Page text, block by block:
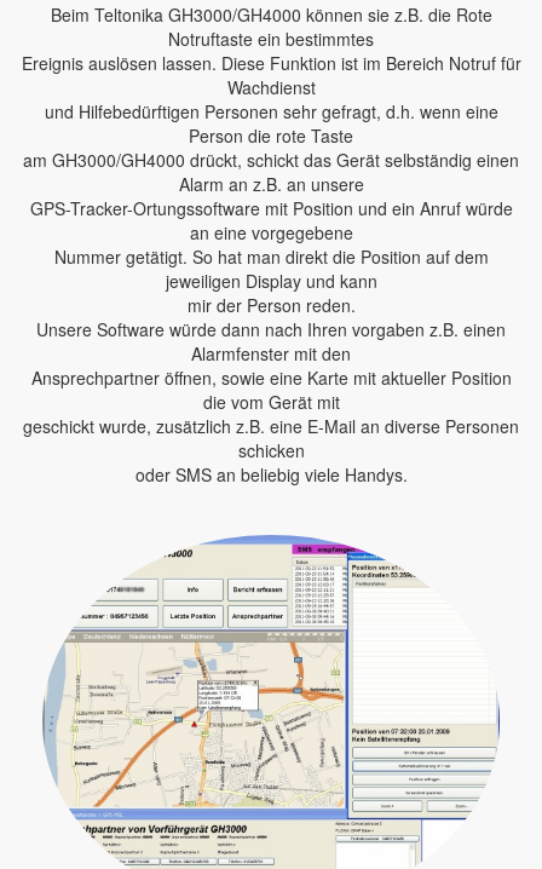
Beim Teltonika GH3000/GH4000 können sie z.B. die Rote
Notruftaste ein bestimmtes
Ereignis auslösen lassen. Diese Funktion ist im Bereich Notruf für
Wachdienst
und Hilfebedürftigen Personen sehr gefragt, d.h. wenn eine
Person die rote Taste
am GH3000/GH4000 drückt, schickt das Gerät selbständig einen
Alarm an z.B. an unsere
GPS-Tracker-Ortungssoftware mit Position und ein Anruf würde
an eine vorgegebene
Nummer getätigt. So hat man direkt die Position auf dem
jeweiligen Display und kann
mir der Person reden.
Unsere Software würde dann nach Ihren vorgaben z.B. einen
Alarmfenster mit den
Ansprechpartner öffnen, sowie eine Karte mit aktueller Position
die vom Gerät mit
geschickt wurde, zusätzlich z.B. eine E-Mail an diverse Personen
schicken
oder SMS an beliebig viele Handys.